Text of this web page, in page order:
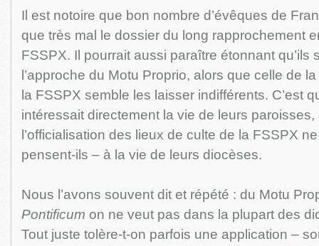
Il est notoire que bon nombre d’évêques de
que très mal le dossier du long rapprochement
FSSPX. Il pourrait aussi paraître étonnant qu’ils
l’approche du Motu Proprio, alors que celle de
la FSSPX semble les laisser indifférents. C’est
intéressait directement la vie de leurs paroisses,
l’officialisation des lieux de culte de la FSSPX
pensent-ils – à la vie de leurs diocèses.
Nous l’avons souvent dit et répété : du Motu
Pontificum on ne veut pas dans la plupart des
Tout juste tolère-t-on parfois une application –